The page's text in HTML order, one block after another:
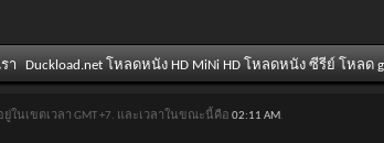
า Duckload.net โหลดหนัง HD MiNi HD โหลดหนัง ซีรีย์ โหล
ยู่ในเขตเวลา GMT +7. และเวลาในขณะนี้คือ 02:11 AM.